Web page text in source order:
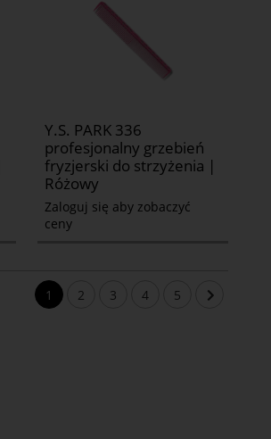
Y.S. PARK 336
profesjonalny grzebień
fryzjerski do strzyżenia |
Różowy
Zaloguj się aby zobaczyć
ceny
1 2 3 4 5